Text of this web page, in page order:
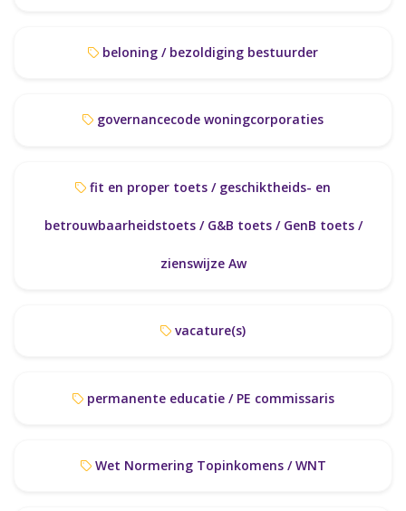
beloning / bezoldiging bestuurder
governancecode woningcorporaties
betrouwbaarheidstoets / G&B toets / GenB toets /
zienswijze Aw
vacature(s)
permanente educatie / PE commissaris
Wet Normering Topinkomens / WNT